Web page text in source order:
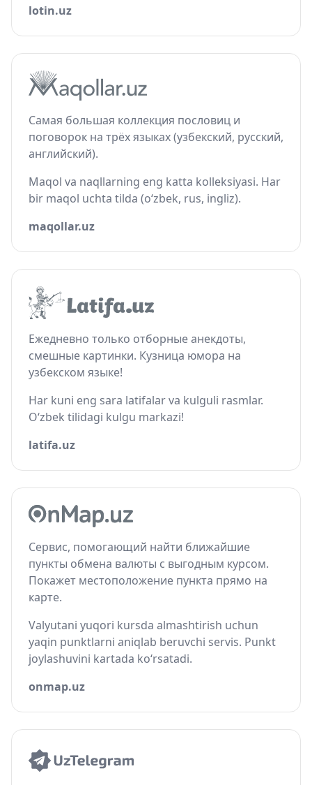
lotin.uz
Самая большая коллекция пословиц и
поговорок на трёх языках (узбекский, русский,
английский).
Maqol va naqllarning eng katta kolleksiyasi. Har
bir maqol uchta tilda (o‘zbek, rus, ingliz).
maqollar.uz
Ежедневно только отборные анекдоты,
смешные картинки. Кузница юмора на
узбекском языке!
Har kuni eng sara latifalar va kulguli rasmlar.
O‘zbek tilidagi kulgu markazi!
latifa.uz
Сервис, помогающий найти ближайшие
пункты обмена валюты с выгодным курсом.
Покажет местоположение пункта прямо на
карте.
Valyutani yuqori kursda almashtirish uchun
yaqin punktlarni aniqlab beruvchi servis. Punkt
joylashuvini kartada ko‘rsatadi.
onmap.uz